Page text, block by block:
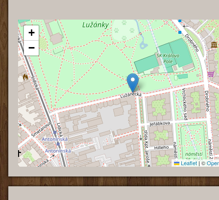
+
−
Leaflet |©